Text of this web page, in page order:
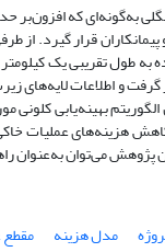
به‌گونه‌ای که افزون‌بر
پیمانکاران قرار گیرد.
طول تقریبی یک
و اطلاعات لایه‌های
بهینه‌یابی
پژوهش می‌توان به‌عنوان
مدل هزینه